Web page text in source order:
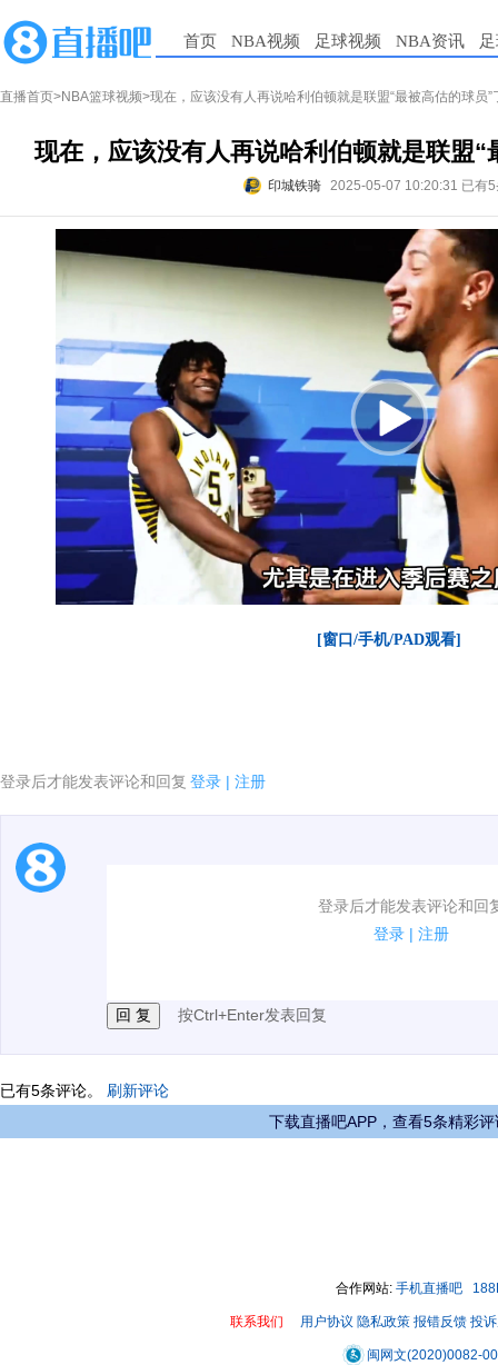
首页 NBA视频 足球视频 NBA资讯
直播首页>NBA篮球视频>现在，应该没有人再说哈利伯顿就是联盟“最被高估的球员”
现在，应该没有人再说哈利伯顿就是联盟“
印城铁骑 2025-05-07 10:20:31 已有
[窗口/手机/PAD观看]
登录后才能发表评论和回复 登录 | 注册
登录后才能发表评论和回
登录 | 注册
1.电脑端新用户可以发表评论了！
按Ctrl+Enter发表回复
已有5条评论。 刷新评论
下载直播吧APP，查看5条精彩评
合作网站: 手机直播吧
联系我们 用户协议 隐私政策 报错反馈 投
闽网文(2020)0082-